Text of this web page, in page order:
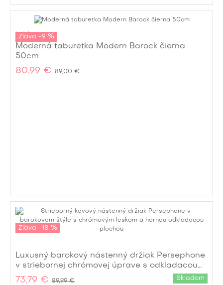
Zľava -9 %
kolekcia
Moderná taburetka Modern Barock čierna
50cm
80,99 € 89,00 €
Zľava -18 %
Luxusný barokový nástenný držiak Persephone
v striebornej chrómovej úprave s odkladacou
plochou 80 cm
73,79 € 89,99 € Skladom